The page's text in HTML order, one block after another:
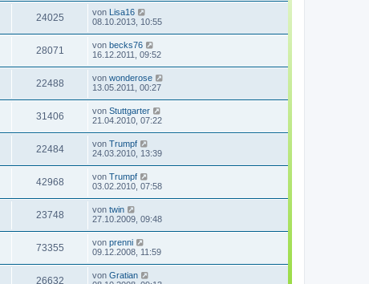
24025 von Lisa16
08.10.2013, 10:55
28071 von becks76
16.12.2011, 09:52
22488 von wonderose
13.05.2011, 00:27
31406 von Stuttgarter
21.04.2010, 07:22
22484 von Trumpf
24.03.2010, 13:39
42968 von Trumpf
03.02.2010, 07:58
23748 von twin
27.10.2009, 09:48
73355 von prenni
09.12.2008, 11:59
26632 von Gratian